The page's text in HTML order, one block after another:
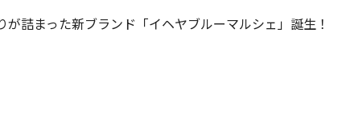
詰まった新ブランド「イヘヤブルーマルシェ」誕生！